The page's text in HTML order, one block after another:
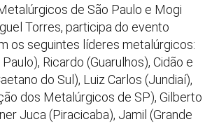
de São Paulo e Mogi
Torres, participa do evento
os seguintes líderes metalúrgicos:
Ricardo (Guarulhos), Cidão e
do Sul), Luiz Carlos (Jundiaí),
dos Metalúrgicos de SP), Gilberto
Juca (Piracicaba), Jamil (Grande